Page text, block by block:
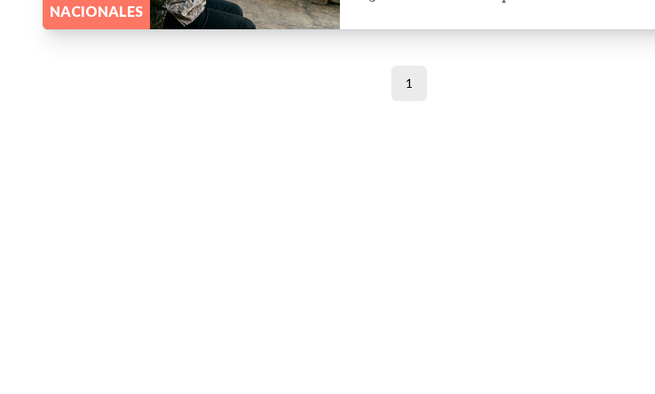
NACIONALES
1